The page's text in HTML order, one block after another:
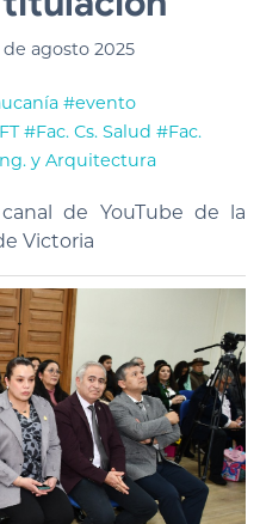
de agosto 2025
#evento
#Fac. Cs. Salud #Fac.
y Arquitectura
de YouTube de la
Victoria